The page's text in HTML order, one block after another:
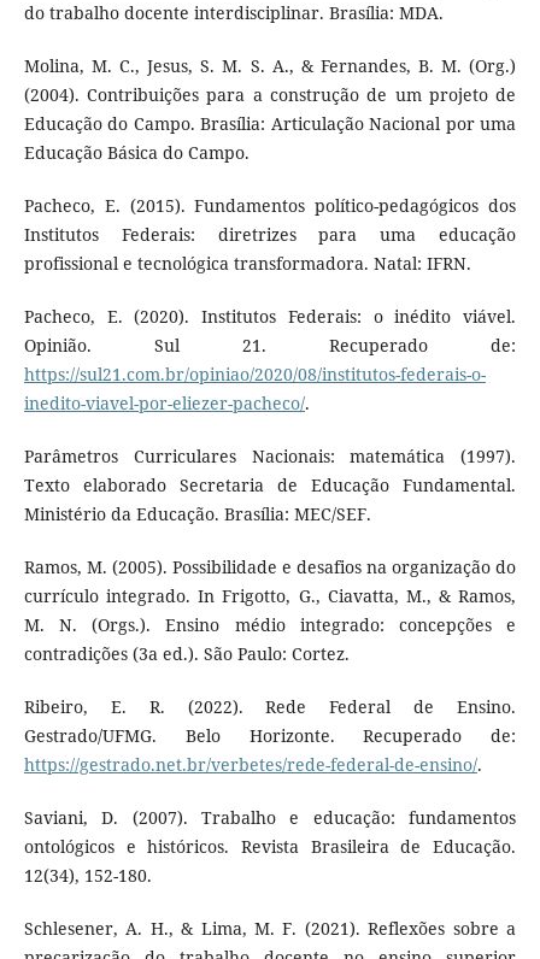
do trabalho docente interdisciplinar. Brasília: MDA.
Molina, M. C., Jesus, S. M. S. A., & Fernandes, B. M. (Org.)
(2004). Contribuições para a construção de um projeto de
Educação do Campo. Brasília: Articulação Nacional por uma
Educação Básica do Campo.
Pacheco, E. (2015). Fundamentos político-pedagógicos dos
Institutos Federais: diretrizes para uma educação
profissional e tecnológica transformadora. Natal: IFRN.
Pacheco, E. (2020). Institutos Federais: o inédito viável.
Opinião. Sul 21. Recuperado de:
https://sul21.com.br/opiniao/2020/08/institutos-federais-o-
inedito-viavel-por-eliezer-pacheco/.
Parâmetros Curriculares Nacionais: matemática (1997).
Texto elaborado Secretaria de Educação Fundamental.
Ministério da Educação. Brasília: MEC/SEF.
Ramos, M. (2005). Possibilidade e desafios na organização do
currículo integrado. In Frigotto, G., Ciavatta, M., & Ramos,
M. N. (Orgs.). Ensino médio integrado: concepções e
contradições (3a ed.). São Paulo: Cortez.
Ribeiro, E. R. (2022). Rede Federal de Ensino.
Gestrado/UFMG. Belo Horizonte. Recuperado de:
https://gestrado.net.br/verbetes/rede-federal-de-ensino/.
Saviani, D. (2007). Trabalho e educação: fundamentos
ontológicos e históricos. Revista Brasileira de Educação.
12(34), 152-180.
Schlesener, A. H., & Lima, M. F. (2021). Reflexões sobre a